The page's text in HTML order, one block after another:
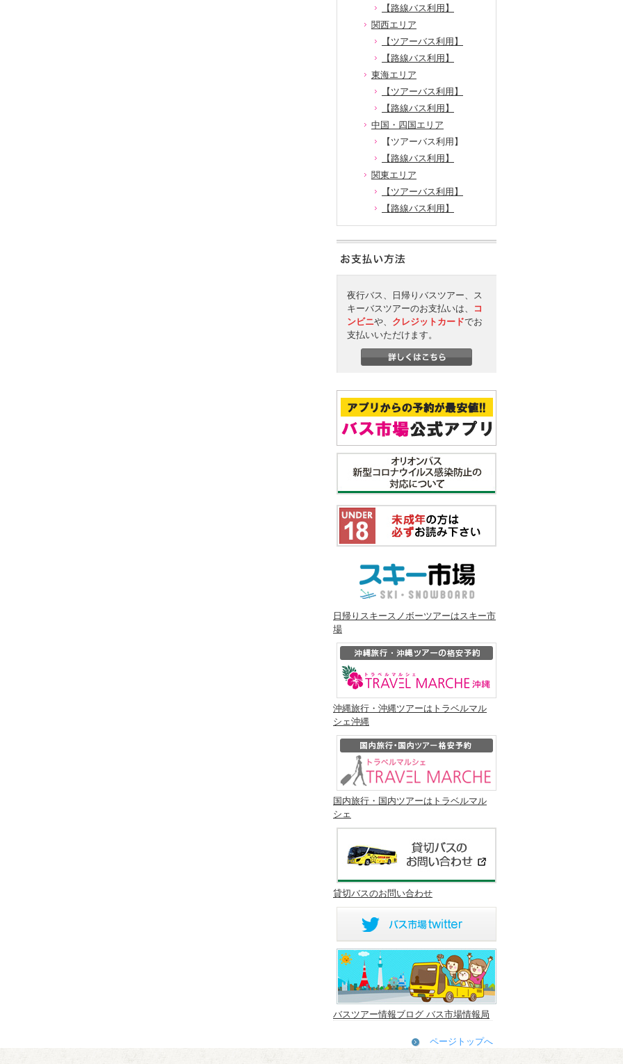
【路線バス利用】
関西エリア
【ツアーバス利用】
【路線バス利用】
東海エリア
【ツアーバス利用】
【路線バス利用】
中国・四国エリア
【ツアーバス利用】
【路線バス利用】
関東エリア
【ツアーバス利用】
【路線バス利用】
夜行バス、日帰りバスツアー、ス
キーバスツアーのお支払いは、
コ
ンビニや、 クレジットカードでお
支払いいただけます。
日帰りスキースノボーツアーはスキー市
場
沖縄旅行・沖縄ツアーはトラベルマル
シェ沖縄
国内旅行・国内ツアーはトラベルマル
シェ
貸切バスのお問い合わせ
バスツアー情報ブログ バス市場情報局
ページトップへ